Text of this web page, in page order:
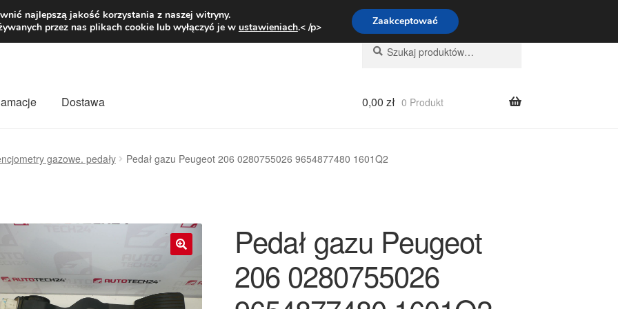
zł Pn.-pt. 9:00-16:00800 003 167
Szukaj:
Szukaj
Dostawa 0,00 zł 0 Produkt
gazowe. pedały Pedał gazu Peugeot 206 0280755026 9654877480 1601Q2
Pedał gazu Peugeot
206 0280755026
najlepszą jakość korzystania z naszej witryny.
przez nas plikach cookie lub wyłączyć je w ustawieniach.< /p> Zaakceptować